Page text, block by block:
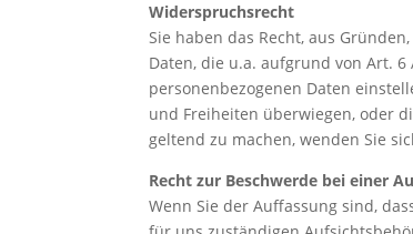
Widerspruchsrecht
Sie haben das Recht, aus
Daten, die u.a. aufgrund von Art.
personenbezogenen Daten
und Freiheiten überwiegen, oder
geltend zu machen, wenden Sie
Recht zur Beschwerde bei einer
Wenn Sie der Auffassung sind,